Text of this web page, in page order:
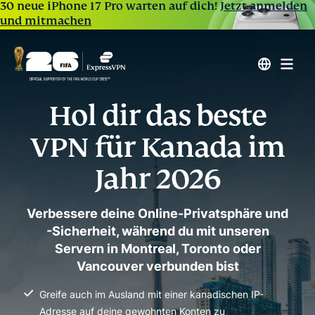
30 neue iPhone 17 Pro warten auf dich!Jetzt anmelden
und mitmachen
Hol dir das beste
VPN für Kanada im
Jahr 2026
Verbessere deine Online-Privatsphäre und
-Sicherheit, während du mit unseren
Servern in Montreal, Toronto oder
Vancouver verbunden bist
Greife auch im Ausland mit einer kanadischen IP-
Adresse auf deine gewohnten Konten zu